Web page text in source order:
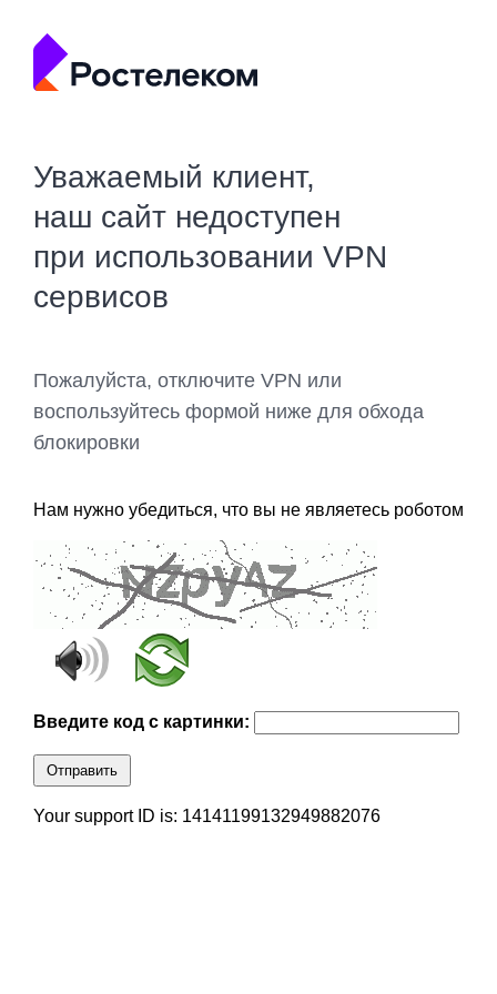
Уважаемый клиент,
наш сайт недоступен
при использовании VPN
сервисов
Пожалуйста, отключите VPN или
воспользуйтесь формой ниже для обхода
блокировки
Нам нужно убедиться, что вы не являетесь роботом
Введите код с картинки:
Отправить
Your support ID is: 14141199132949882076